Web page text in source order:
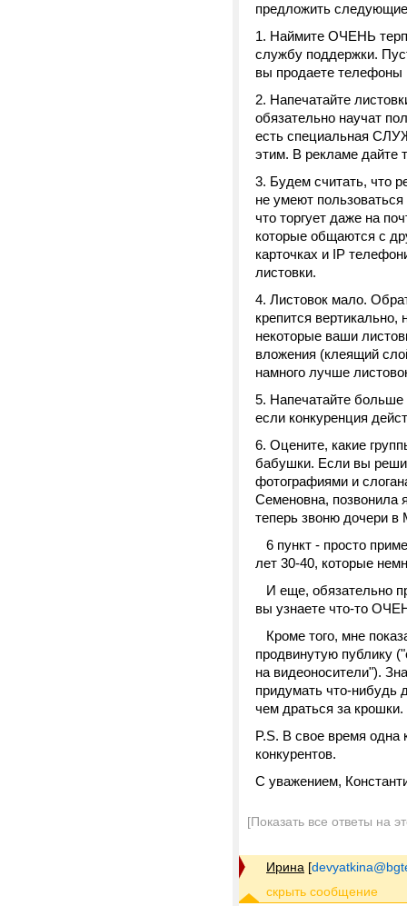
предложить
1. Наймите ОЧЕНЬ
службу поддержки.
вы продаете телефоны
2. Напечатайте
обязательно научат
есть специальная
этим. В рекламе дайте
3. Будем считать, что
не умеют
что торгует даже на
которые общаются с
карточках и IP
листовки.
4. Листовок мало.
крепится
некоторые ваши
вложения (клеящий
намного лучше
5. Напечатайте
если конкуренция
6. Оцените, какие
бабушки. Если вы
фотографиями и
Семеновна, позвонила
теперь звоню дочери в
6 пункт - просто
лет 30-40, которые
И еще, обязательно
вы узнаете что-то
Кроме того, мне
продвинутую публику
на видеоносители").
придумать что-нибудь
чем драться за крошки.
P.S. В свое время одна
конкурентов.
С уважением,
[Показать все ответы на
Ирина [